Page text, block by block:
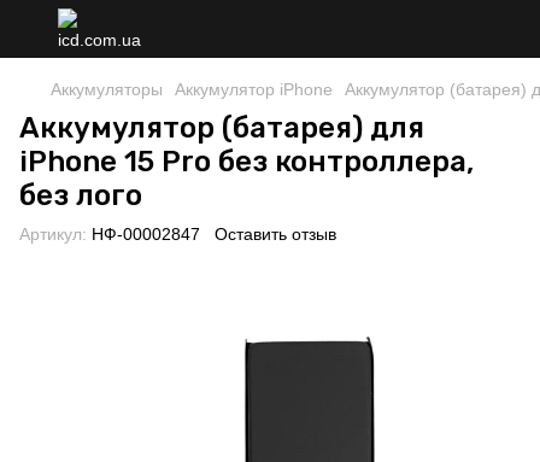
Аккумуляторы Аккумулятор iPhone Аккумулятор (батарея)
Аккумулятор (батарея) для
iPhone 15 Pro без контроллера,
без лого
Артикул: НФ-00002847 Оставить отзыв